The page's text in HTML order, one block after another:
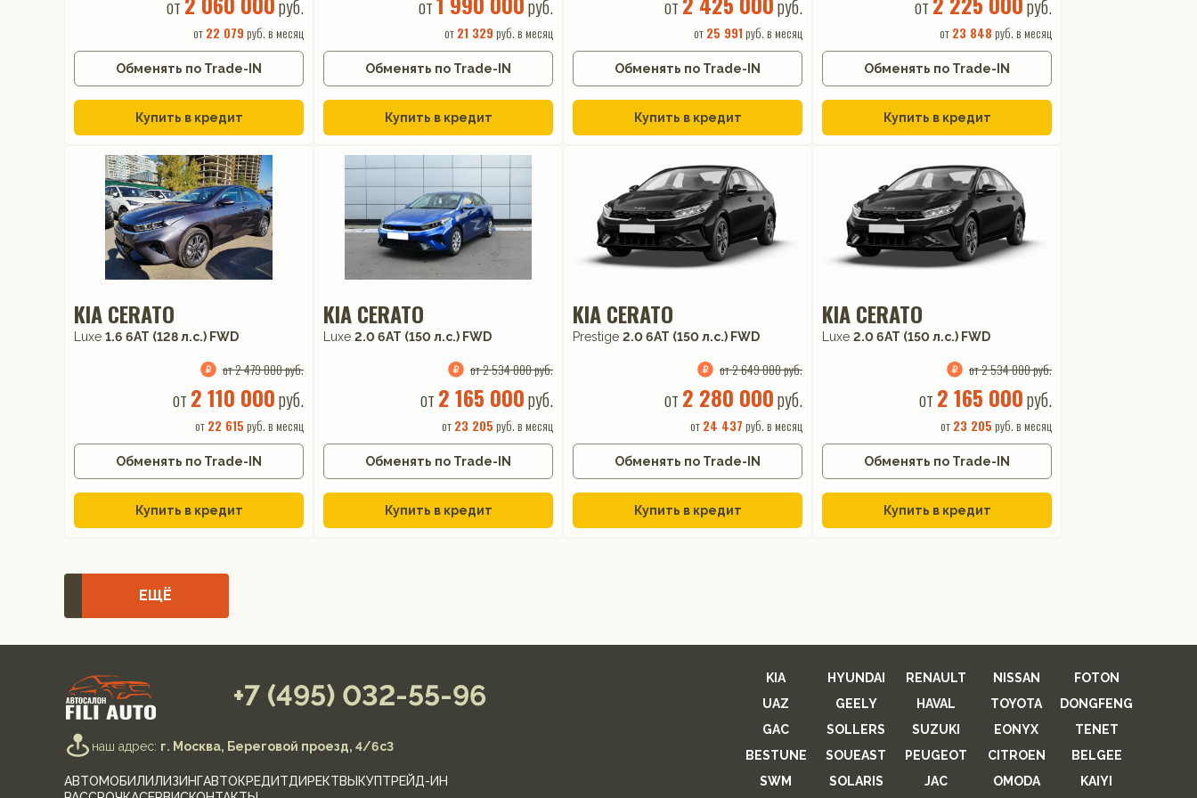
от руб.
от22 079 руб. в месяц
Обменять по Trade-IN
Купить в кредит
от руб.
от21 329 руб. в месяц
Обменять по Trade-IN
Купить в кредит
от руб.
от25 991 руб. в месяц
Обменять по Trade-IN
Купить в кредит
от руб.
от23 848 руб. в месяц
Обменять по Trade-IN
Купить в кредит
KIA CERATO
Luxe 1.6 6AT (128 л.с.) FWD
от 2 479 000 руб.
от 2 110 000руб.
от22 615 руб. в месяц
Обменять по Trade-IN
Купить в кредит
KIA CERATO
Luxe 2.0 6AT (150 л.с.) FWD
от 2 534 000 руб.
от 2 165 000руб.
от23 205 руб. в месяц
Обменять по Trade-IN
Купить в кредит
KIA CERATO
Prestige 2.0 6AT (150 л.с.) FWD
от 2 649 000 руб.
от 2 280 000руб.
от24 437 руб. в месяц
Обменять по Trade-IN
Купить в кредит
KIA CERATO
Luxe 2.0 6AT (150 л.с.) FWD
от 2 534 000 руб.
от 2 165 000руб.
от23 205 руб. в месяц
Обменять по Trade-IN
Купить в кредит
ЕЩЁ
+7 (495) 032-55-96
наш адрес: г. Москва, Береговой проезд, 4/6с3
АВТОМОБИЛИЛИЗИНГАВТОКРЕДИТДИРЕКТВЫКУПТРЕЙД-ИН
KIA HYUNDAI RENAULT NISSAN
FOTON
UAZ
GEELY HAVAL TOYOTA
DONGFENG
GAC
SOLLERS SUZUKI EONYX
TENET
BESTUNE
SOUEAST PEUGEOT CITROEN
BELGEE
SWM
SOLARIS JAC OMODA KAIYI